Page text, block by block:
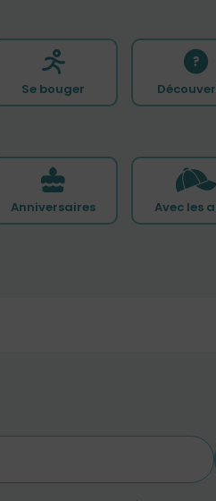
Se bouger
Anniversaires Avec les